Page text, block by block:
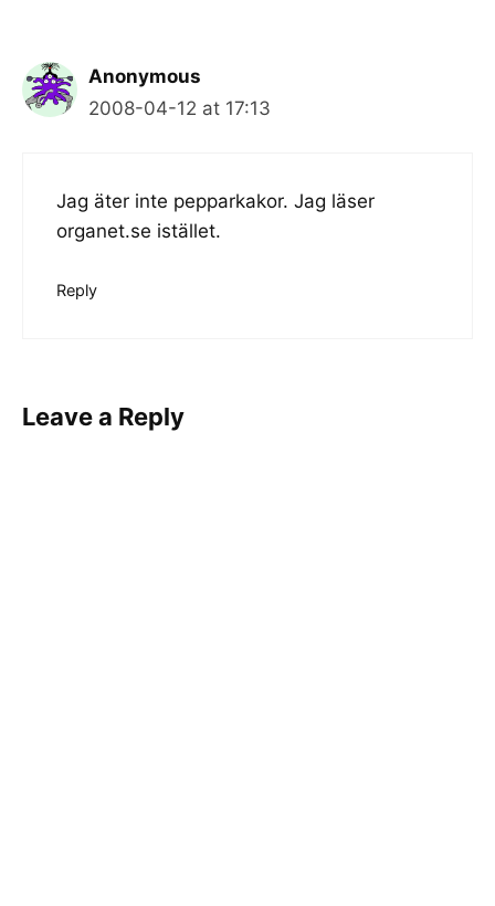
Anonymous
2008-04-12 at 17:13
Jag äter inte pepparkakor. Jag läser
organet.se istället.
Reply
Leave a Reply